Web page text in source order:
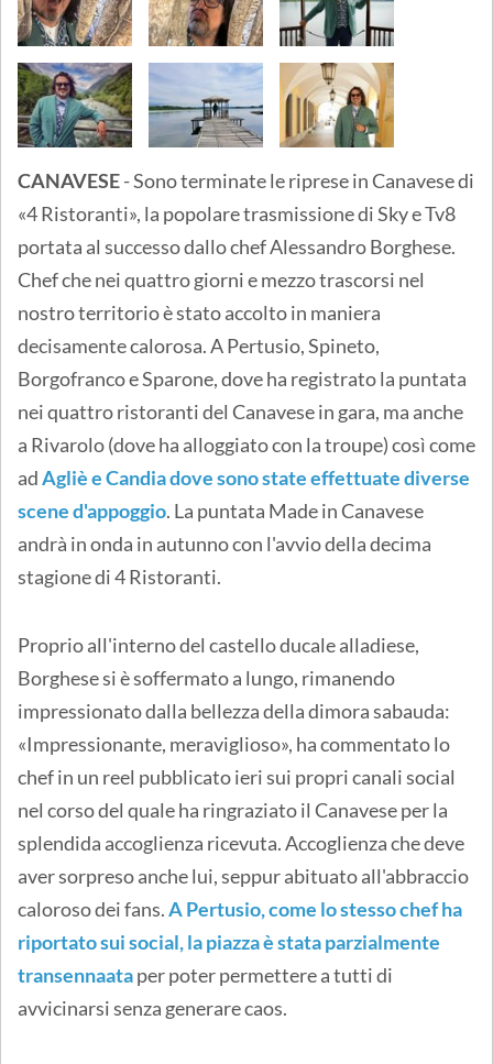
CANAVESE- Sono terminate le riprese in Canavese di
«4 Ristoranti», la popolare trasmissione di Sky e Tv8
portata al successo dallo chef Alessandro Borghese.
Chef che nei quattro giorni e mezzo trascorsi nel
nostro territorio è stato accolto in maniera
decisamente calorosa. A Pertusio, Spineto,
Borgofranco e Sparone, dove ha registrato la puntata
nei quattro ristoranti del Canavese in gara, ma anche
a Rivarolo (dove ha alloggiato con la troupe) così come
adAgliè e Candia dove sono state effettuate diverse
scene d'appoggio. La puntata Made in Canavese
andrà in onda in autunno con l'avvio della decima
stagione di 4 Ristoranti.
Proprio all'interno del castello ducale alladiese,
Borghese si è soffermato a lungo, rimanendo
impressionato dalla bellezza della dimora sabauda:
«Impressionante, meraviglioso», ha commentato lo
chef in un reel pubblicato ieri sui propri canali social
nel corso del quale ha ringraziato il Canavese per la
splendida accoglienza ricevuta. Accoglienza che deve
aver sorpreso anche lui, seppur abituato all'abbraccio
caloroso dei fans.A Pertusio, come lo stesso chef ha
riportato sui social, la piazza è stata parzialmente
transennaataper poter permettere a tutti di
avvicinarsi senza generare caos.